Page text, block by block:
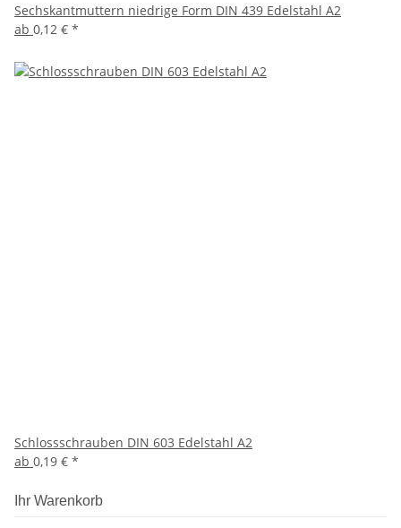
Sechskantmuttern niedrige Form DIN 439 Edelstahl A2
ab 0,12 € *
Schlossschrauben DIN 603 Edelstahl A2
ab 0,19 € *
Ihr Warenkorb